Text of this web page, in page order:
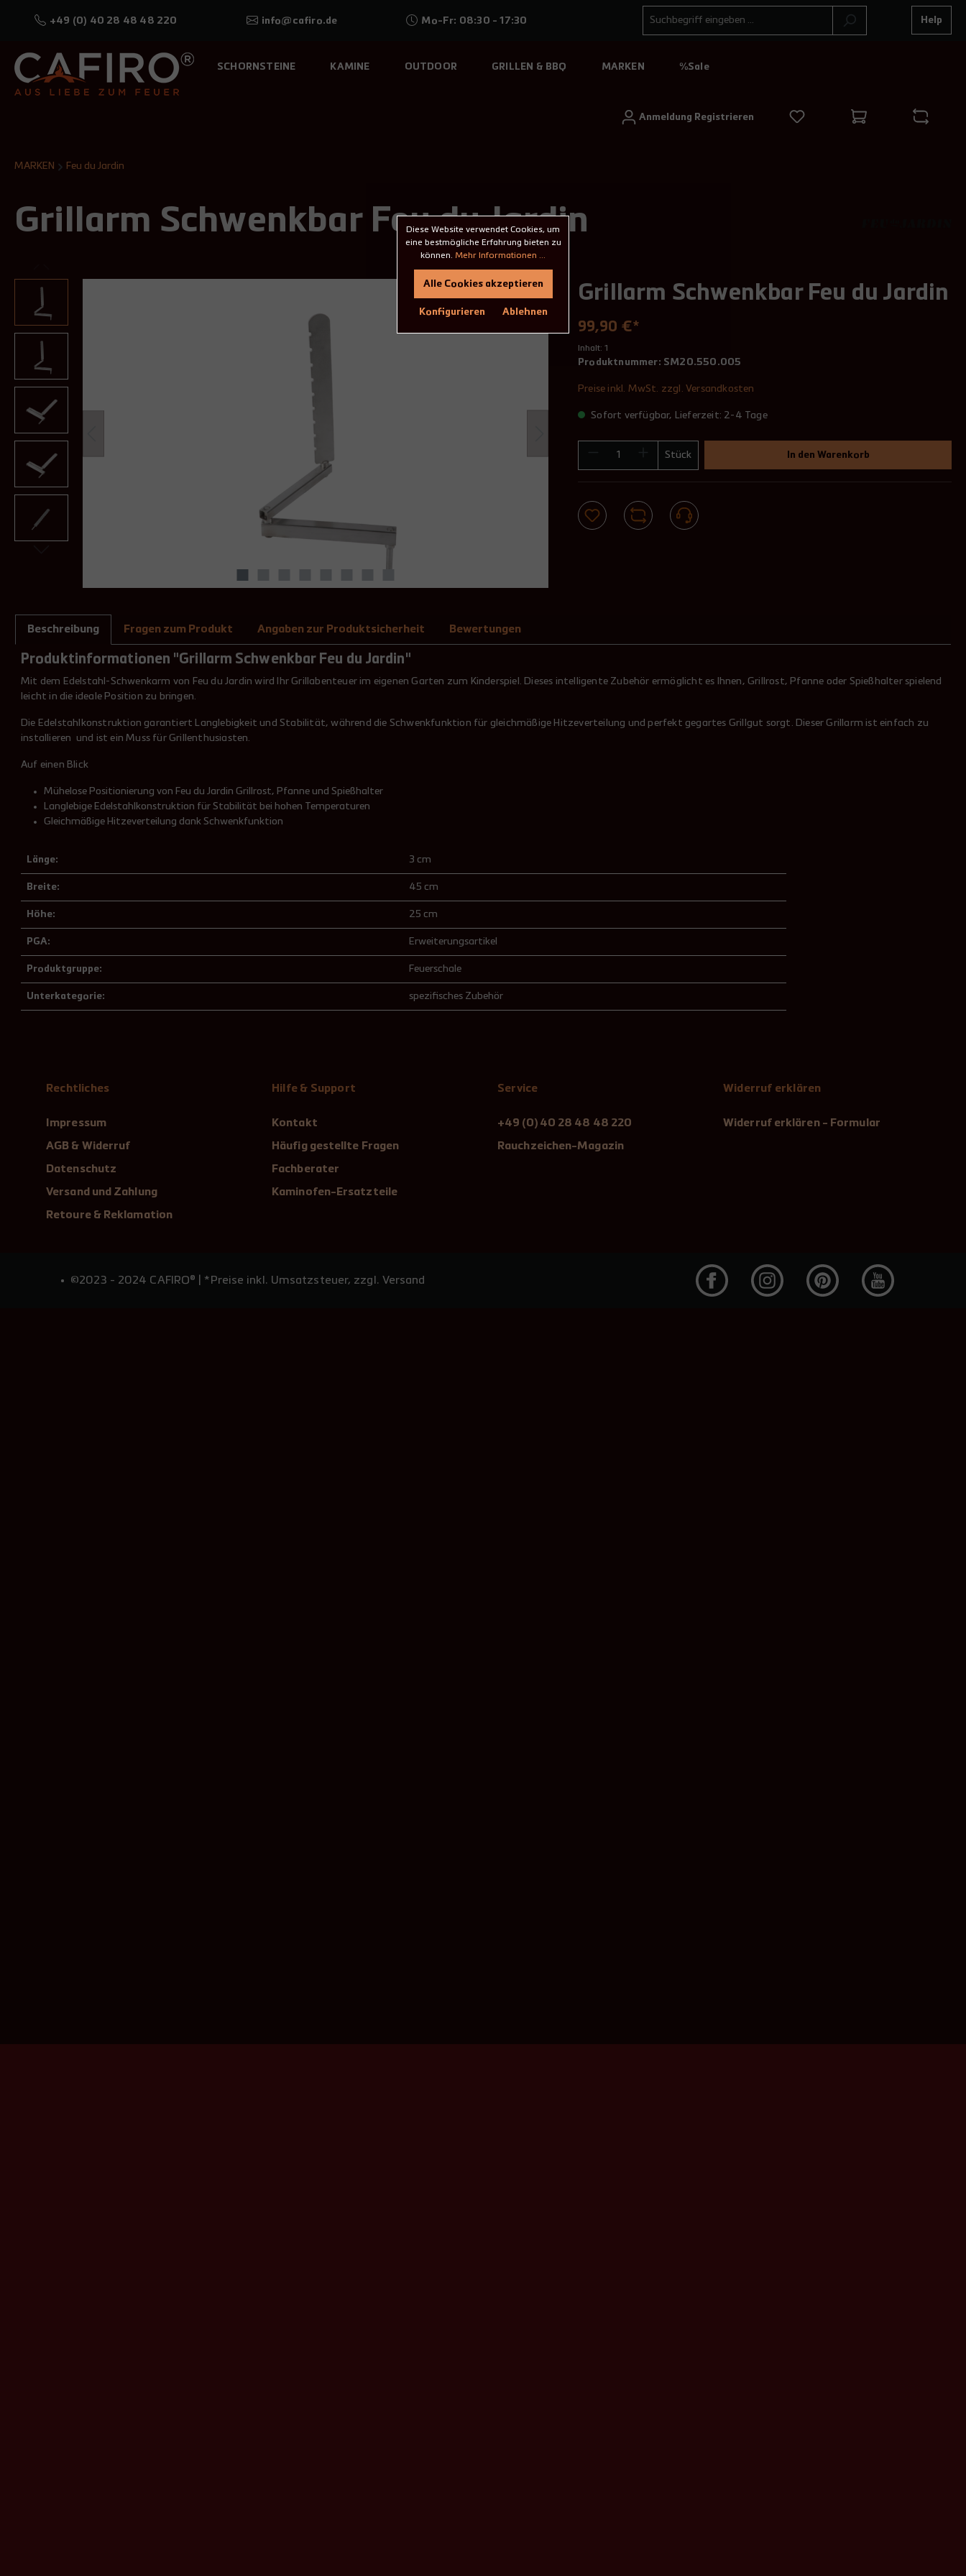
+49 (0) 40 28 48 48 220 info@cafiro.de Mo-Fr: 08:30 - 17:30 Help
SCHORNSTEINE KAMINE OUTDOOR GRILLEN & BBQ MARKEN %Sale
Anmeldung Registrieren
MARKEN Feu du Jardin
Grillarm Schwenkbar Feu du Jardin
Grillarm Schwenkbar Feu du Jardin
99,90 €*
Inhalt: 1
Produktnummer: SM20.550.005
Preise inkl. MwSt. zzgl. Versandkosten
Sofort verfügbar, Lieferzeit: 2-4 Tage
Stück In den Warenkorb
Beschreibung Fragen zum Produkt Angaben zur Produktsicherheit Bewertungen
Produktinformationen "Grillarm Schwenkbar Feu du Jardin"
Mit dem Edelstahl-Schwenkarm von Feu du Jardin wird Ihr Grillabenteuer im eigenen Garten zum Kinderspiel. Dieses intelligente Zubehör ermöglicht es Ihnen, Grillrost, Pfanne oder Spießhalter spielend
leicht in die ideale Position zu bringen.
Die Edelstahlkonstruktion garantiert Langlebigkeit und Stabilität, während die Schwenkfunktion für gleichmäßige Hitzeverteilung und perfekt gegartes Grillgut sorgt. Dieser Grillarm ist einfach zu
installieren und ist ein Muss für Grillenthusiasten.
Auf einen Blick
Mühelose Positionierung von Feu du Jardin Grillrost, Pfanne und Spießhalter
Langlebige Edelstahlkonstruktion für Stabilität bei hohen Temperaturen
Gleichmäßige Hitzeverteilung dank Schwenkfunktion
Länge: 3 cm
Breite: 45 cm
Höhe: 25 cm
PGA: Erweiterungsartikel
Produktgruppe: Feuerschale
Unterkategorie: spezifisches Zubehör
Rechtliches
Impressum
AGB & Widerruf
Datenschutz
Versand und Zahlung
Retoure & Reklamation
Hilfe & Support
Kontakt
Häufig gestellte Fragen
Fachberater
Kaminofen-Ersatzteile
Service
+49 (0) 40 28 48 48 220
Rauchzeichen-Magazin
Widerruf erklären
Widerruf erklären - Formular
©2023 - 2024 CAFIRO® | *Preise inkl. Umsatzsteuer, zzgl. Versand
Diese Website verwendet Cookies, um
eine bestmögliche Erfahrung bieten zu
können. Mehr Informationen ...
Ablehnen
Konfigurieren
Alle Cookies akzeptieren